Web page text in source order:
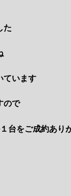
た
ています
ので
台をご成約あり